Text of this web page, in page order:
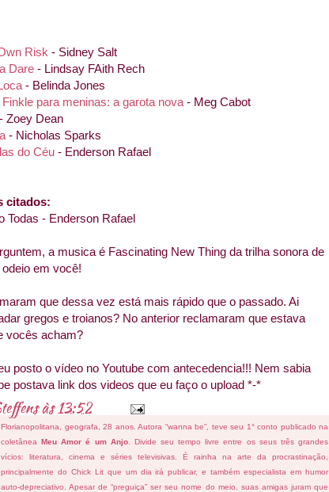
Risk - Sidney Salt
Dare - Lindsay FAith Rech
- Belinda Jones
para meninas: a garota nova - Meg Cabot
- Zoey Dean
- Nicholas Sparks
do Céu - Enderson Rafael
citados:
Todas - Enderson Rafael
a musica é Fascinating New Thing da trilha sonora de
em você!
que dessa vez está mais rápido que o passado. Ai
gregos e troianos? No anterior reclamaram que estava
vocês acham?
posto o vídeo no Youtube com antecedencia!!! Nem sabia
postava link dos videos que eu faço o upload *-*
às13:52
Florianopolitana, geografa, 28 anos. Autora “wanna be”, teve seu 1° conto publicado na
coletâneaMeu Amor é um Anjo. Divide seu tempo livre entre os seus três grandes
vícios: literatura, cinema e séries televisivas. É rainha na arte da procrastinação,
principalmente do Chick Lit que um dia irá publicar, e também especialista em humor
auto-depreciativo. Apesar de “preguiça” ser seu nome do meio, suas amigas juram que